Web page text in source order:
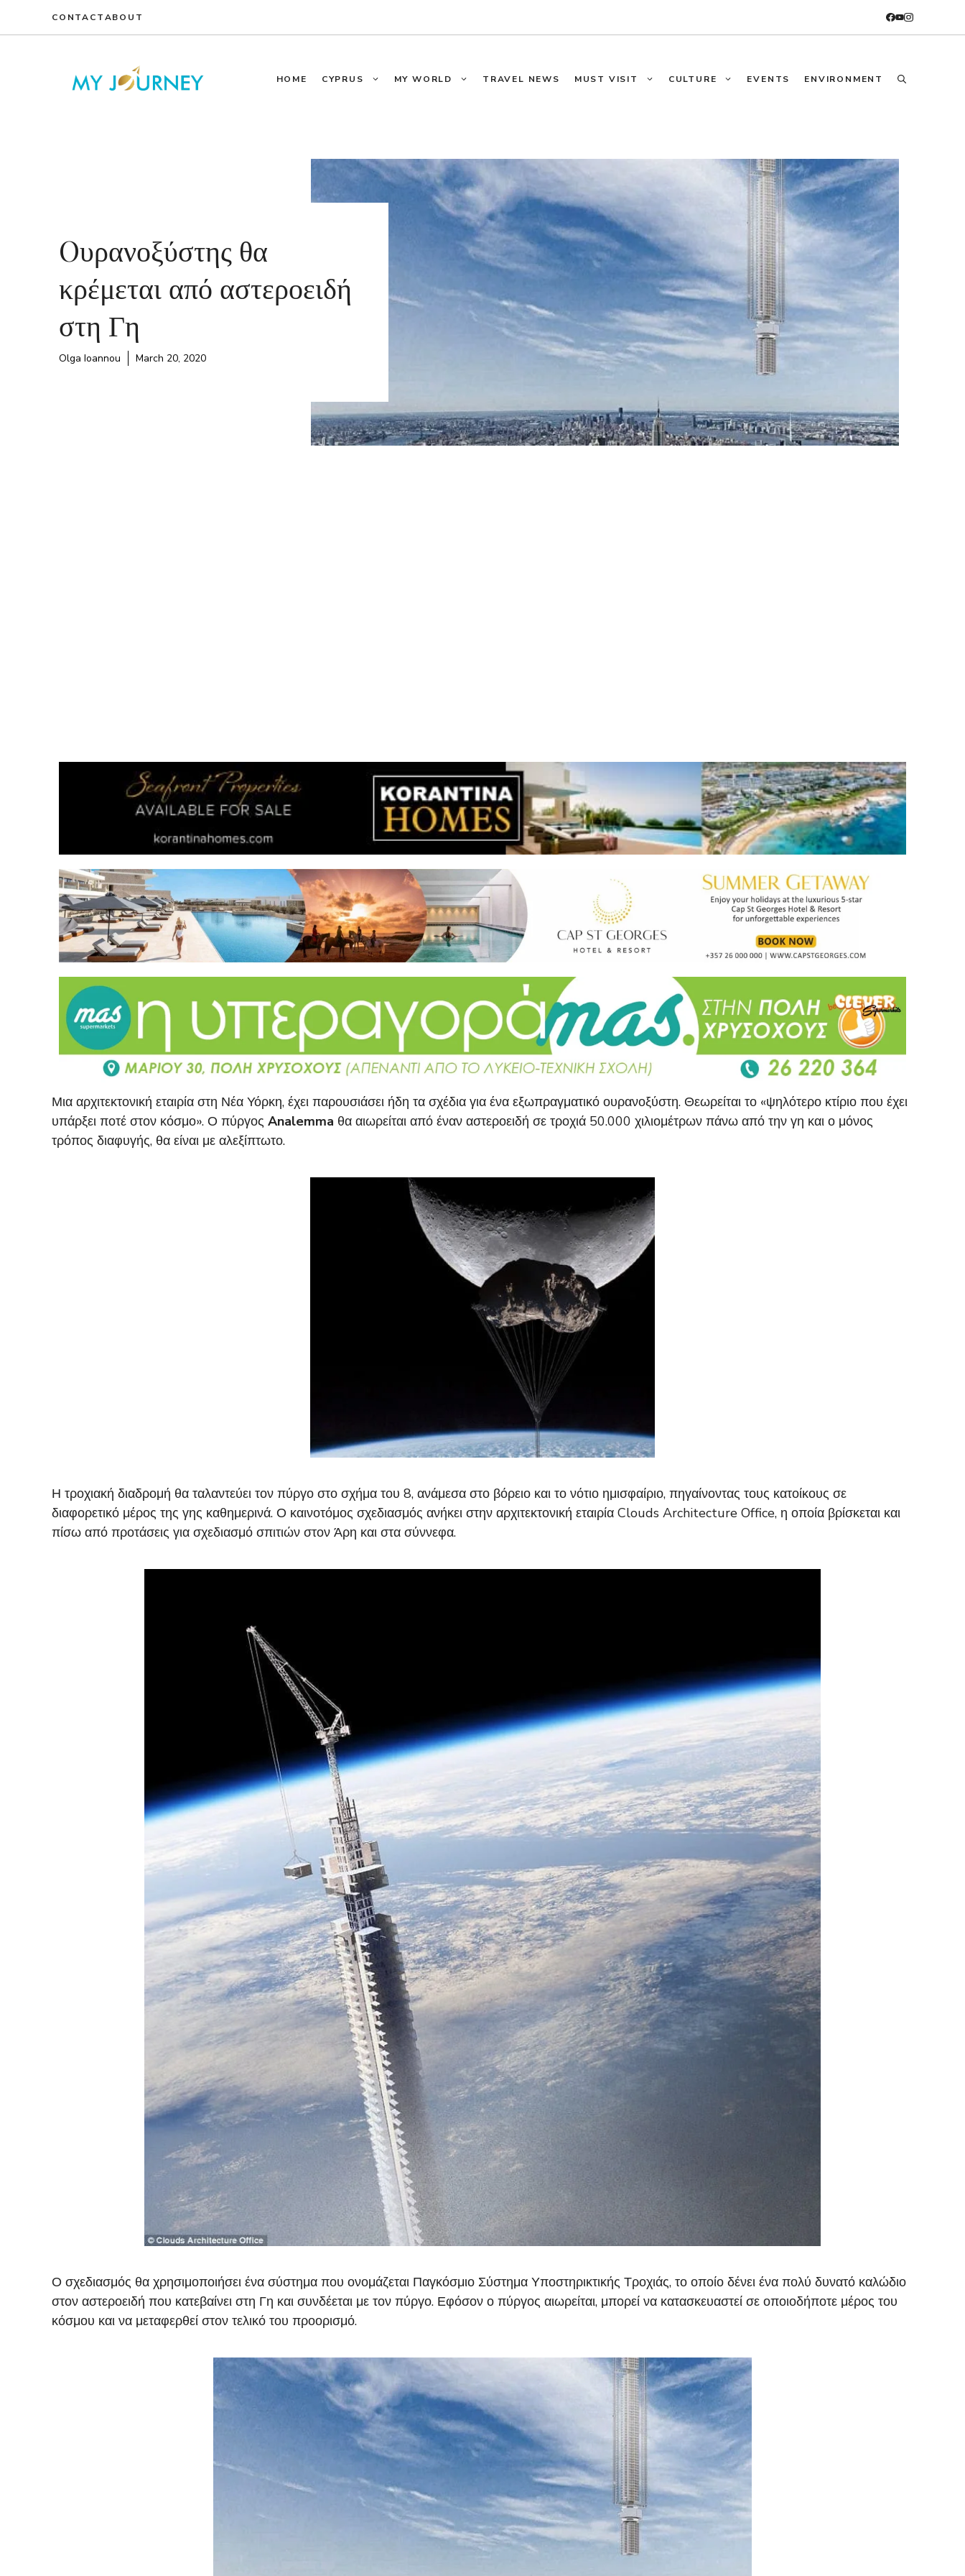
CONTACTABOUT
HOME CYPRUS MY WORLD TRAVEL NEWS MUST VISIT CULTURE EVENTS ENVIRONMENT
Oυρανοξύστης θα
κρέμεται από αστεροειδή
στη Γη
Olga Ioannou March 20, 2020
Μια αρχιτεκτονική εταιρία στη Νέα Υόρκη, έχει παρουσιάσει ήδη τα σχέδια για ένα εξωπραγματικό ουρανοξύστη. Θεωρείται το «ψηλότερο κτίριο που έχει
υπάρξει ποτέ στον κόσμο». Ο πύργος Analemma θα αιωρείται από έναν αστεροειδή σε τροχιά 50.000 χιλιομέτρων πάνω από την γη και ο μόνος
τρόπος διαφυγής, θα είναι με αλεξίπτωτο.
Η τροχιακή διαδρομή θα ταλαντεύει τον πύργο στο σχήμα του 8, ανάμεσα στο βόρειο και το νότιο ημισφαίριο, πηγαίνοντας τους κατοίκους σε
διαφορετικό μέρος της γης καθημερινά. Ο καινοτόμος σχεδιασμός ανήκει στην αρχιτεκτονική εταιρία Clouds Architecture Office, η οποία βρίσκεται και
πίσω από προτάσεις για σχεδιασμό σπιτιών στον Άρη και στα σύννεφα.
Ο σχεδιασμός θα χρησιμοποιήσει ένα σύστημα που ονομάζεται Παγκόσμιο Σύστημα Υποστηρικτικής Τροχιάς, το οποίο δένει ένα πολύ δυνατό καλώδιο
στον αστεροειδή που κατεβαίνει στη Γη και συνδέεται με τον πύργο. Εφόσον ο πύργος αιωρείται, μπορεί να κατασκευαστεί σε οποιοδήποτε μέρος του
κόσμου και να μεταφερθεί στον τελικό του προορισμό.